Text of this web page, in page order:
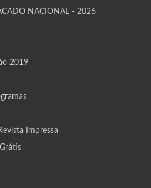
NACIONAL - 2026
2019
Impressa